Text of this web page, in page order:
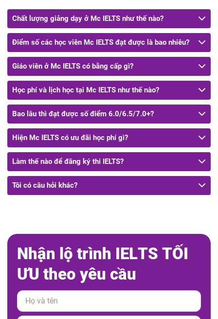
Chất lượng giảng dạy ở Mc IELTS như thế nào?
Điểm số các học viên Mc IELTS đạt được là bao nhiêu?
Giáo viên ở Mc IELTS có bằng cấp gì?
Học phí và lịch học tại Mc IELTS như thế nào?
Bao lâu thì đạt được số điểm 6.0/6.5/7.0+?
Hiện Mc IELTS có ưu đãi học phí gì?
Làm thế nào để đăng ký thi IELTS?
Tôi có câu hỏi khác?
Nhận lộ trình IELTS TỐI
ƯU theo yêu cầu